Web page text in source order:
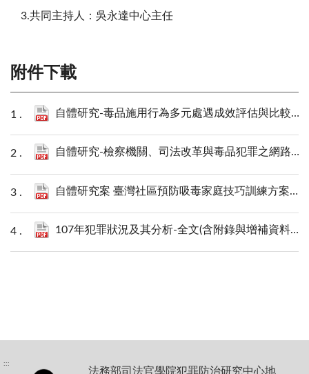
3.共同主持人：吳永達中心主任
附件下載
自體研究-毒品施用行為多元處遇成效評估與比較：第二期 濃縮論文.pdf
自體研究-檢察機關、司法改革與毒品犯罪之網路聲量調查──大數據分析.pdf
自體研究案 臺灣社區預防吸毒家庭技巧訓練方案實施之研究.pdf
107年犯罪狀況及其分析-全文(含附錄與增補資料).pdf
:::
法務部司法官學院犯罪防治研究中心地